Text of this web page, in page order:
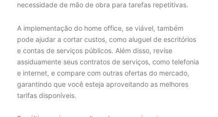
necessidade de mão de obra para tarefas repetitivas.
A implementação do home office, se viável, também
pode ajudar a cortar custos, como aluguel de escritórios
e contas de serviços públicos. Além disso, revise
assiduamente seus contratos de serviços, como telefonia
e internet, e compare com outras ofertas do mercado,
garantindo que você esteja aproveitando as melhores
tarifas disponíveis.